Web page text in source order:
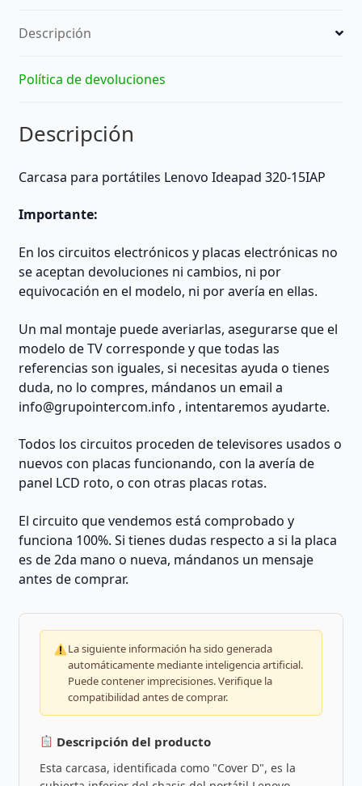
Descripción
Política de devoluciones
Descripción
Carcasa para portátiles Lenovo Ideapad 320-15IAP
Importante:
En los circuitos electrónicos y placas electrónicas no
se aceptan devoluciones ni cambios, ni por
equivocación en el modelo, ni por avería en ellas.
Un mal montaje puede averiarlas, asegurarse que el
modelo de TV corresponde y que todas las
referencias son iguales, si necesitas ayuda o tienes
duda, no lo compres, mándanos un email a
info@grupointercom.info , intentaremos ayudarte.
Todos los circuitos proceden de televisores usados o
nuevos con placas funcionando, con la avería de
panel LCD roto, o con otras placas rotas.
El circuito que vendemos está comprobado y
funciona 100%. Si tienes dudas respecto a si la placa
es de 2da mano o nueva, mándanos un mensaje
antes de comprar.
La siguiente información ha sido generada
automáticamente mediante inteligencia artificial.
Puede contener imprecisiones. Verifique la
compatibilidad antes de comprar.
Descripción del producto
Esta carcasa, identificada como "Cover D", es la